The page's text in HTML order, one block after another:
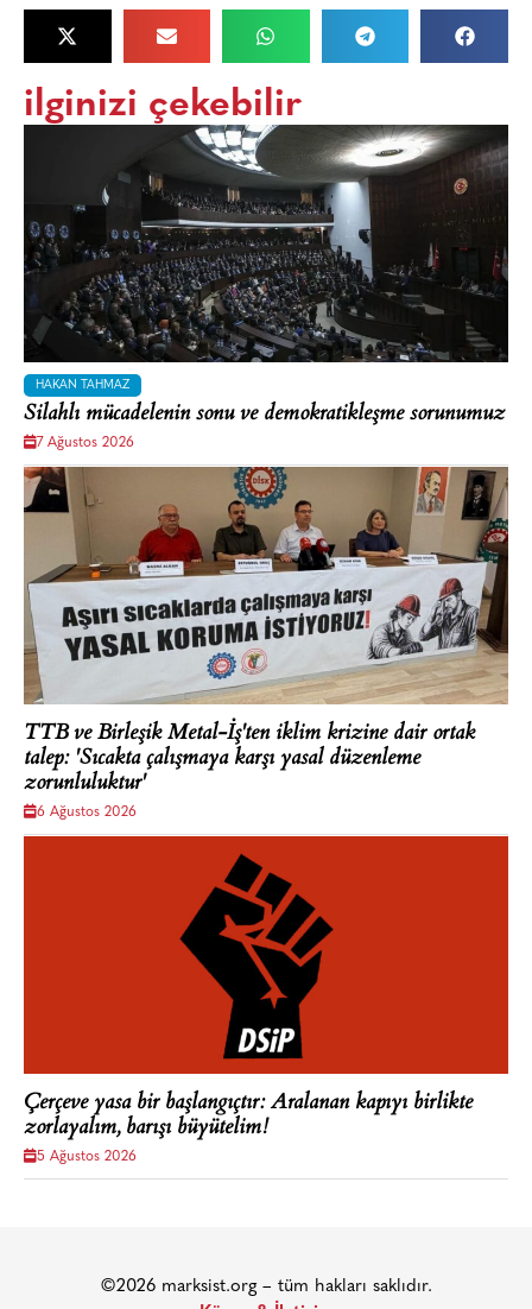
ilginizi çekebilir
HAKAN TAHMAZ
Silahlı mücadelenin sonu ve demokratikleşme sorunumuz
7 Ağustos 2026
TTB ve Birleşik Metal-İş'ten iklim krizine dair ortak
talep: 'Sıcakta çalışmaya karşı yasal düzenleme
zorunluluktur'
6 Ağustos 2026
Çerçeve yasa bir başlangıçtır: Aralanan kapıyı birlikte
zorlayalım, barışı büyütelim!
5 Ağustos 2026
©2026 marksist.org – tüm hakları saklıdır.